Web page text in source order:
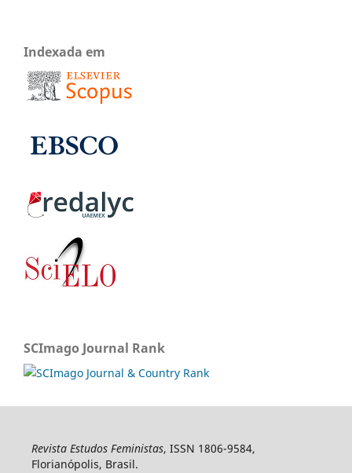
Indexada em
SCImago Journal Rank
Revista Estudos Feministas, ISSN 1806-9584,
Florianópolis, Brasil.